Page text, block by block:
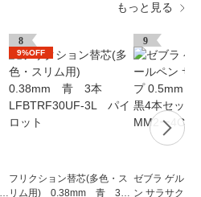
もっと見る
8
9%OFF
フリクション替芯(多色・ス
リム用) 0.38mm 青 3
9
ゼブラ ゲルイ
ン サラサクリ